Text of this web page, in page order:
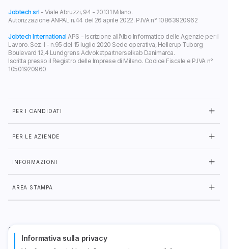
Informativa sulla privacy
Jobtech srl - Viale Abruzzi, 94 - 20131 Milano.
Autorizzazione ANPAL n.44 del 26 aprile 2022. P.IVA n° 10863920962
Jobtech International APS - Iscrizione all’Albo Informatico delle Agenzie per il
Lavoro. Sez. I - n.95 del 15 luglio 2020 Sede operativa, Hellerup Tuborg
Boulevard 12,4 Lundgrens Advokatpartnerselkab Danimarca.
Iscritta presso il Registro delle Imprese di Milano. Codice Fiscale e P.IVA n°
10501920960
PER I CANDIDATI
PER LE AZIENDE
INFORMAZIONI
AREA STAMPA
CERTIFICAZIONI